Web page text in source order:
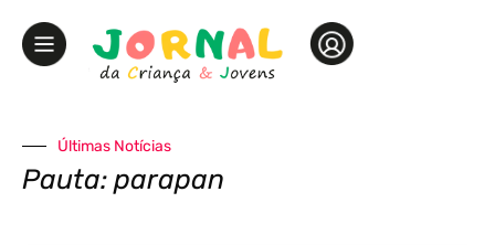
Últimas Notícias
Pauta: parapan